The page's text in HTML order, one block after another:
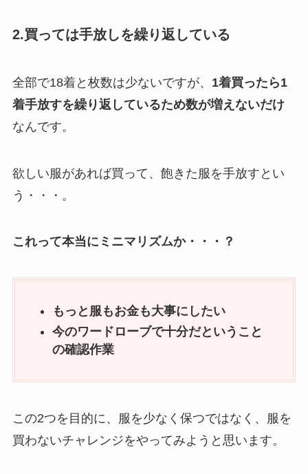
2.買っては手放しを繰り返している
全部で18着と枚数は少ないですが、 1着買ったら1
着手放すを繰り返しているため数が増えないだけ
なんです。
欲しい服があれば買って、飽きた服を手放すとい
う・・・。
これって本当にミニマリズムか・・・？
もっと服もお金も大事にしたい
今のワードローブで十分だということ
の確認作業
この2つを目的に、服を少なく保つではなく、服を
買わないチャレンジをやってみようと思います。